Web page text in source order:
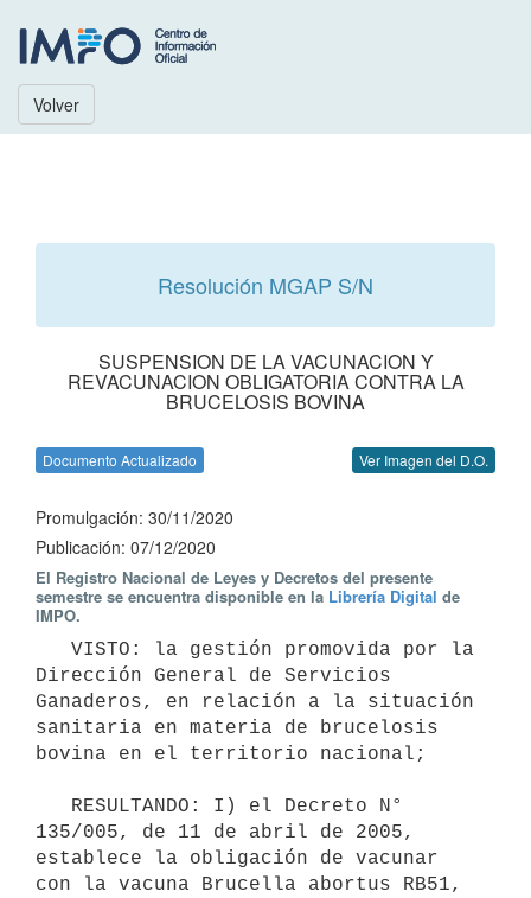
Volver
Resolución MGAP S/N
SUSPENSION DE LA VACUNACION Y
REVACUNACION OBLIGATORIA CONTRA LA
BRUCELOSIS BOVINA
Documento Actualizado Ver Imagen del D.O.
Promulgación: 30/11/2020
Publicación: 07/12/2020
El Registro Nacional de Leyes y Decretos del presente
semestre se encuentra disponible en la Librería Digital de
IMPO.
Dirección General de Servicios
Ganaderos, en relación a la situación
sanitaria en materia de brucelosis
bovina en el territorio nacional;
135/005, de 11 de abril de 2005,
establece la obligación de vacunar
con la vacuna Brucella abortus RB51,